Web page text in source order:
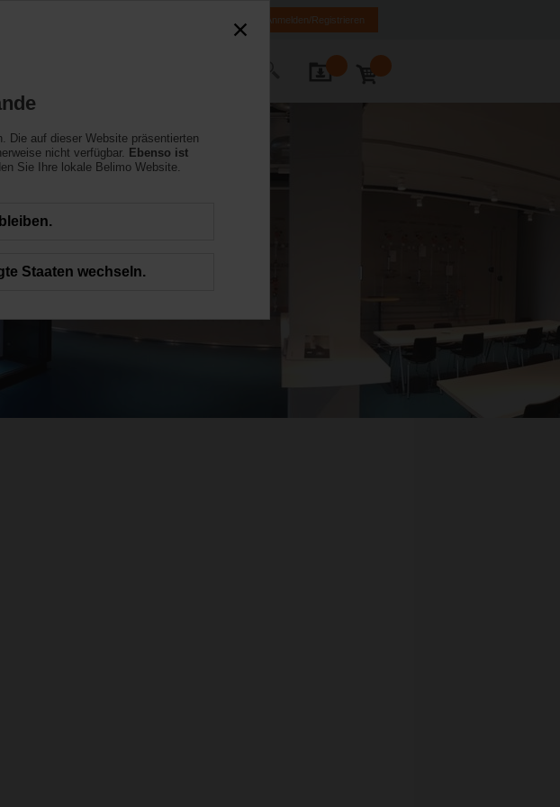
Anmelden/Registrieren
Die auf dieser Website präsentierten
nicht verfügbar.
Ebenso ist
Sie Ihre lokale Belimo Website.
Staaten wechseln.